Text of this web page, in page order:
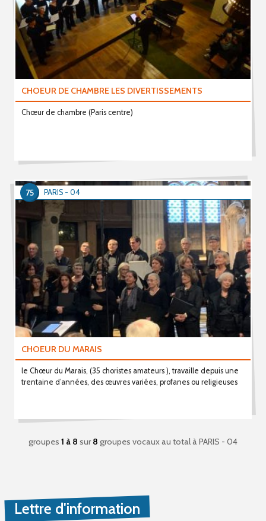
CHOEUR DE CHAMBRE LES DIVERTISSEMENTS
Chœur de chambre (Paris centre)
CHOEUR DU MARAIS
le Chœur du Marais, (35 choristes amateurs ), travaille depuis une
trentaine d’années, des œuvres variées, profanes ou religieuses
PARIS - 04
75
groupes 1 à 8 sur8 groupes vocaux au totalà PARIS - 04
Lettre d'information